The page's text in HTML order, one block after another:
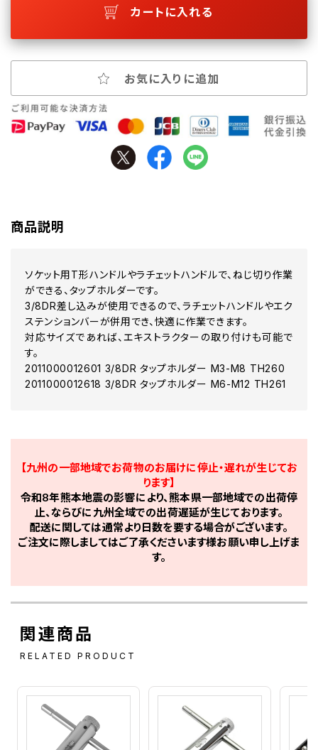
カートに入れる
お気に入りに追加
商品説明
ソケット用T形ハンドルやラチェットハンドルで、ねじ切り作業
ができる、タップホルダーです。
3/8DR差し込みが使用できるので、ラチェットハンドルやエク
ステンションバーが併用でき、快適に作業できます。
対応サイズであれば、エキストラクターの取り付けも可能で
す。
2011000012601 3/8DR タップホルダー M3-M8 TH260
2011000012618 3/8DR タップホルダー M6-M12 TH261
【九州の一部地域でお荷物のお届けに停止・遅れが生じてお
ります】
令和8年熊本地震の影響により、熊本県一部地域での出荷停
止、ならびに九州全域での出荷遅延が生じております。
配送に関しては通常より日数を要する場合がございます。
ご注文に際しましてはご了承くださいます様お願い申し上げま
す。
関連商品
RELATED PRODUCT